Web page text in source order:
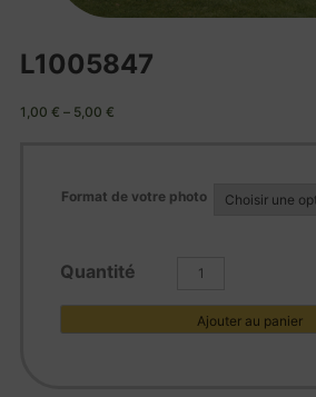
L1005847
1,00 € – 5,00 €
Format de votre photo
quantité
L1005847
Ajouter au panier